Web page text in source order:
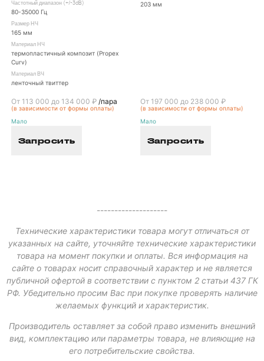
Частотный диапазон (+/-3dB)
80-35000 Гц
Размер НЧ
165 мм
Материал НЧ
термопластичный композит (Propex
Curv)
Материал ВЧ
ленточный твиттер
От 113 000 до 134 000 ₽ /пара
(в зависимости от формы оплаты)
Мало
Запросить
203 мм
От 197 000 до 238 000 ₽
(в зависимости от формы оплаты)
Мало
Запросить
--------------------
Технические характеристики товара могут отличаться от
указанных на сайте, уточняйте технические характеристики
товара на момент покупки и оплаты. Вся информация на
сайте о товарах носит справочный характер и не является
публичной офертой в соответствии с пунктом 2 статьи 437 ГК
РФ. Убедительно просим Вас при покупке проверять наличие
желаемых функций и характеристик.
Производитель оставляет за собой право изменить внешний
вид, комплектацию или параметры товара, не влияющие на
его потребительские свойства.